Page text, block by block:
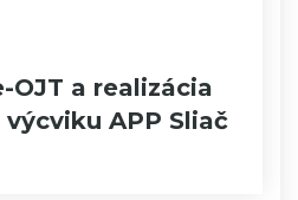
OJT a realizácia
APP Sliač